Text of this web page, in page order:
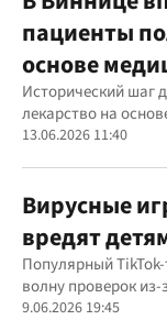
пациенты
основе
Исторический шаг
лекарство на
13.06.2026 11:40
Вирусные
вредят
Популярный
волну проверок
9.06.2026 19:45